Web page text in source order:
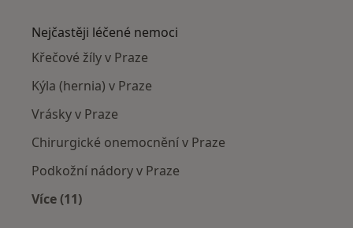
Nejčastěji léčené nemoci
Křečové žíly v Praze
Kýla (hernia) v Praze
Vrásky v Praze
Chirurgické onemocnění v Praze
Podkožní nádory v Praze
Více (11)